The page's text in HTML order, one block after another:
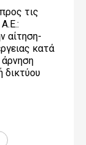
τις
αίτηση-
κατά
δικτύου